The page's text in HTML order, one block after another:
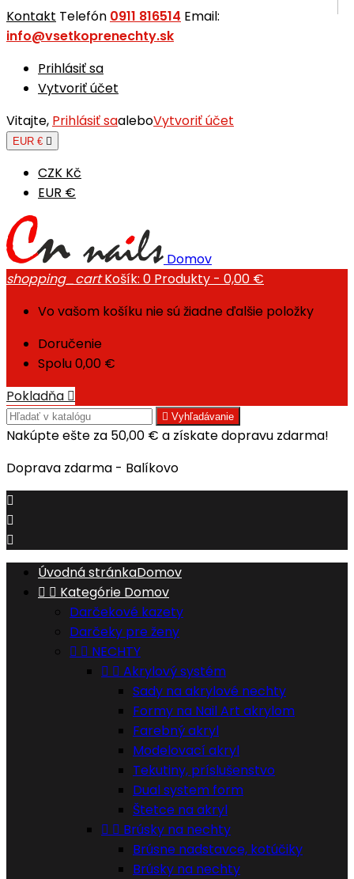
Kontakt Telefón 0911 816514 Email:
info@vsetkoprenechty.sk
Prihlásiť sa
Vytvoriť účet
Vitajte, Prihlásiť saaleboVytvoriť účet
EUR € 
CZK Kč
EUR €
Domov
shopping_cart Košík: 0 Produkty - 0,00 €
Vo vašom košíku nie sú žiadne ďalšie položky
Doručenie
Spolu0,00 €
Pokladňa 
 Vyhľadávanie
Nakúpte ešte za 50,00 € a získate dopravu zdarma!
Doprava zdarma - Balíkovo



Úvodná stránkaDomov
  Kategórie Domov
Darčekové kazety
Darčeky pre ženy
  NECHTY
  Akrylový systém
Sady na akrylové nechty
Formy na Nail Art akrylom
Farebný akryl
Modelovací akryl
Tekutiny, príslušenstvo
Dual system form
Štetce na akryl
  Brúsky na nechty
Brúsne nadstavce, kotúčiky
Brúsky na nechty